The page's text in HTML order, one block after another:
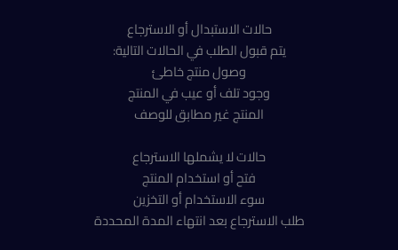
حالات الاستبدال أو الاسترجاع
يتم قبول الطلب في الحالات التالية:
وصول منتج خاطئ
وجود تلف أو عيب في المنتج
المنتج غير مطابق للوصف
حالات لا يشملها الاسترجاع
فتح أو استخدام المنتج
سوء الاستخدام أو التخزين
طلب الاسترجاع بعد انتهاء المدة المحددة